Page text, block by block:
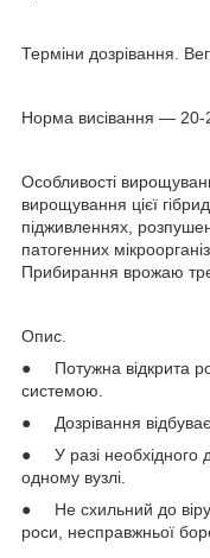
Терміни дозрівання.
Норма висівання — 20-
Особливості
вирощування цієї
підживленнях,
патогенних
Прибирання врожаю
Опис.
● Потужна відкрита
системою.
● Дозрівання
● У разі необхідного
одному вузлі.
● Не схильний до
роси, несправжньої